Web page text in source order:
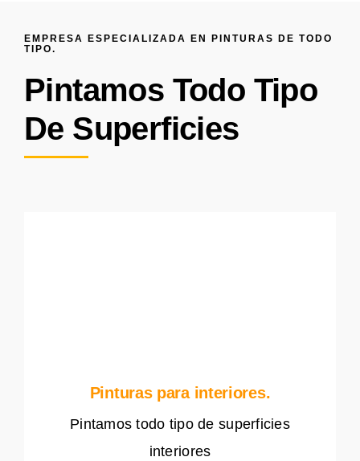
EMPRESA ESPECIALIZADA EN PINTURAS DE TODO
TIPO.
Pintamos Todo Tipo
De Superficies
Pinturas para interiores.
Pintamos todo tipo de superficies
interiores